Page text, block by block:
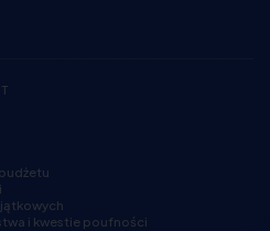
i kwestie poufności